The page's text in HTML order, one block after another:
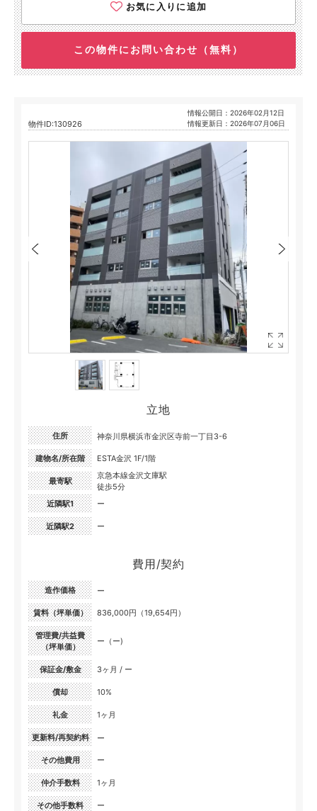
お気に入りに追加
この物件にお問い合わせ（無料）
物件ID:130926
情報公開日：2026年02月12日
情報更新日：2026年07月06日
立地
住所 神奈川県横浜市金沢区寺前一丁目3-6
建物名/所在階 ESTA金沢 1F/1階
最寄駅
京急本線金沢文庫駅
徒歩5分
近隣駅1
ー
近隣駅2 ー
費用/契約
造作価格 ー
賃料（坪単価） 836,000円（19,654円）
管理費/共益費
（坪単価）
ー（ー)
保証金/敷金 3ヶ月 / ー
償却 10%
礼金 1ヶ月
更新料/再契約料 ー
その他費用 ー
仲介手数料 1ヶ月
その他手数料 ー